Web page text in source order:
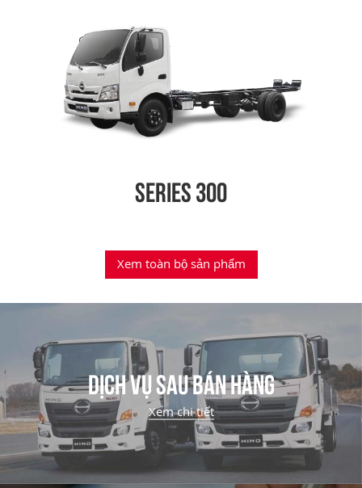
TUYỂN DỤNG
SERIES 300
Xem toàn bộ sản phẩm
DỊCH VỤ SAU BÁN HÀNG
Xem chi tiết